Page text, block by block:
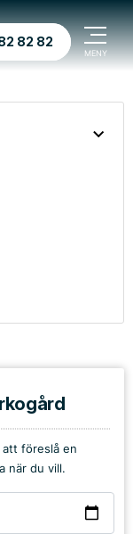
82 82
föreslå en
när du vill.